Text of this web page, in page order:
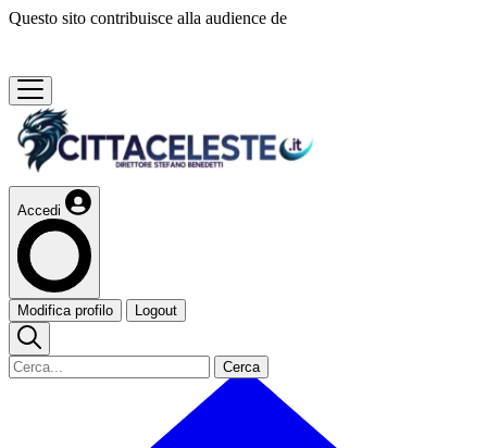
Questo sito contribuisce alla audience de
Accedi
Modifica profilo Logout
Cerca